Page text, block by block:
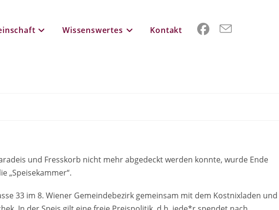
Wissenswertes Kontakt
und Fresskorb nicht mehr abgedeckt werden konnte, wurde Ende
„Speisekammer“.
33 im 8. Wiener Gemeindebezirk gemeinsam mit dem Kostnixladen und